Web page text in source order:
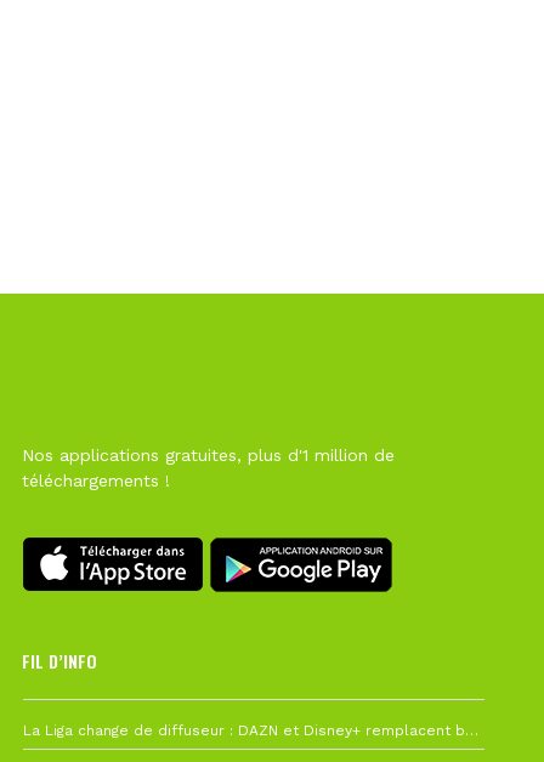
Nos applications gratuites, plus d'1 million de
téléchargements !
FIL D’INFO
La Liga change de diffuseur : DAZN et Disney+ remplacent beIN Sports !